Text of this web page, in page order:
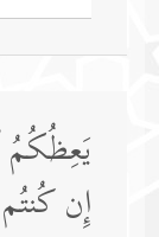
یَعِظُكُمُ
إِن